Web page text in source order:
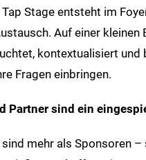
Stage entsteht im
Auf einer
kontextualisiert
Fragen einbringen.
Partner sind ein
sind mehr als Sponsoren